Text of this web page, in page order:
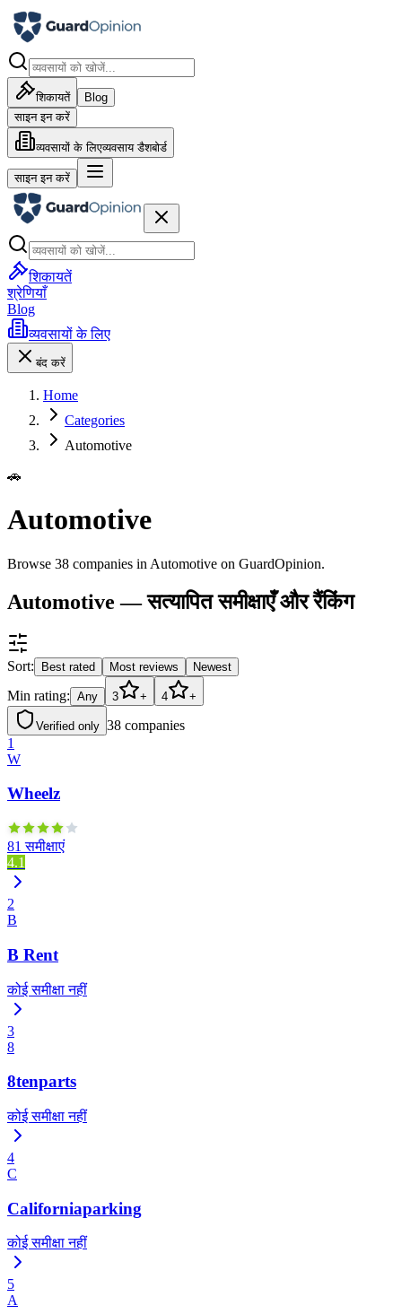
शिकायतें
Blog
साइन इन करें
व्यवसायों के लिएव्यवसाय डैशबोर्ड
साइन इन करें
शिकायतें
श्रेणियाँ
Blog
व्यवसायों के लिए
बंद करें
Home
Categories
Automotive
🚗
Automotive
Browse 38 companies in Automotive on GuardOpinion.
Automotive — सत्यापित समीक्षाएँ और रैंकिंग
Sort: Best rated Most reviews Newest
Min rating: Any 3 + 4 +
Verified only 38 companies
1
W
Wheelz
81 समीक्षाएं
4.1
2
B
B Rent
कोई समीक्षा नहीं
3
8
8tenparts
कोई समीक्षा नहीं
4
C
Californiaparking
कोई समीक्षा नहीं
5
A